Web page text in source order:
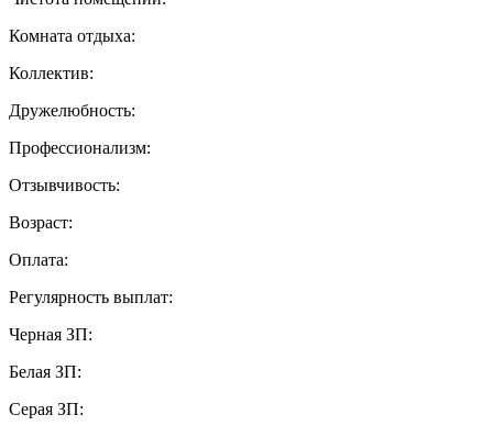
Комната отдыха:
Коллектив:
Дружелюбность:
Профессионализм:
Отзывчивость:
Возраст:
Оплата:
Регулярность выплат:
Черная ЗП:
Белая ЗП:
Серая ЗП: